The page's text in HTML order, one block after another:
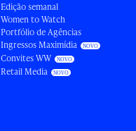
Edição semanal
Women to Watch
Portfólio de Agências
Ingressos Maximídia
Convites WW
Retail Media